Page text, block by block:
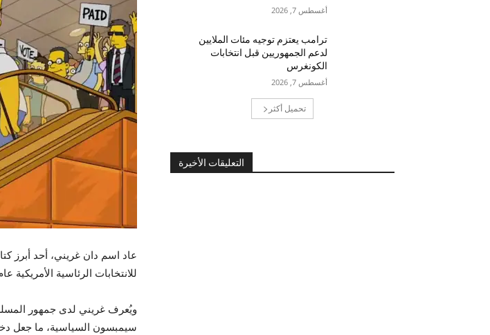
عاد اسم دان غريني، أحد أبرز
للانتخابات الرئاسية الأمريكية عام
ويُعرف غريني لدى جمهور
سيمبسون السياسية، ما جعل
أغسطس 7, 2026
ترامب يعتزم توجيه مئات الملايين
لدعم الجمهوريين قبل انتخابات
الكونغرس
أغسطس 7, 2026
تحميل أكثر
التعليقات الأخيرة